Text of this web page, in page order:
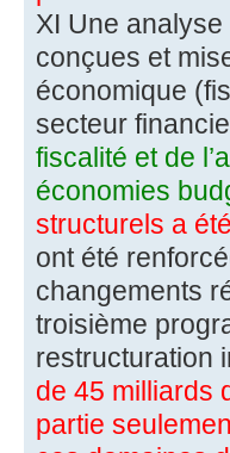
XI Une
conçues et
économique
secteur
fiscalité et de
économies
structurels a
ont été
changements
troisième
restructuration
de 45 milliards
partie